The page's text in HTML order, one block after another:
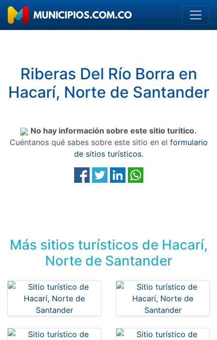
Riberas Del Río Borra en
Hacarí, Norte de Santander
No hay información sobre este sitio turítico.
Cuéntanos qué sabes sobre este sitio en el formulario
de sitios turísticos.
Más sitios turísticos de Hacarí,
Norte de Santander